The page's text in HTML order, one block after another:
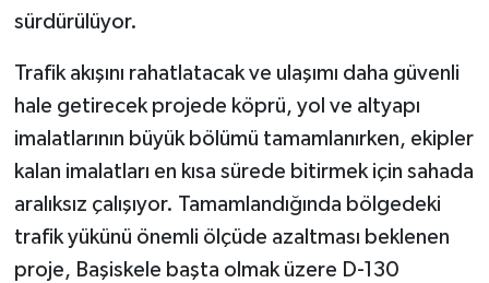
sürdürülüyor.
Trafik akışını rahatlatacak ve ulaşımı daha güvenli
hale getirecek projede köprü, yol ve altyapı
imalatlarının büyük bölümü tamamlanırken, ekipler
kalan imalatları en kısa sürede bitirmek için sahada
aralıksız çalışıyor. Tamamlandığında bölgedeki
trafik yükünü önemli ölçüde azaltması beklenen
proje, Başiskele başta olmak üzere D-130